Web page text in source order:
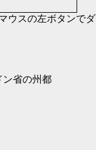
ウスの左ボタンでダ
ン省の州都